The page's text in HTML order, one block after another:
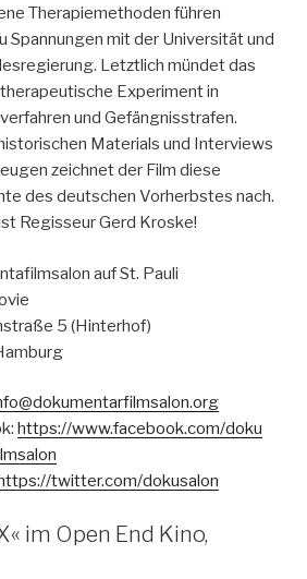
Therapiemethoden führen
Spannungen mit der Universität und
Letztlich mündet das
Experiment in
und Gefängnisstrafen.
Materials und Interviews
zeichnet der Film diese
des deutschen Vorherbstes nach.
Regisseur Gerd Kroske!
auf St. Pauli
5 (Hinterhof)
https://www.facebook.com/doku
https://twitter.com/dokusalon
im Open End Kino,